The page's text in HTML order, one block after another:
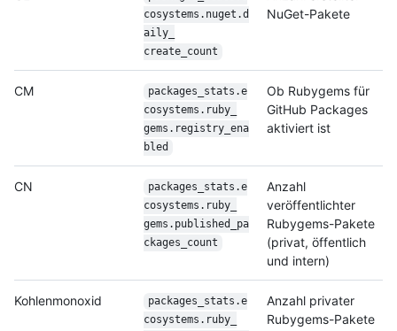
cosystems.nuget.d
aily_
create_count
NuGet-Pakete
CM
packages_stats.e
cosystems.ruby_
gems.registry_ena
bled
Ob Rubygems für
GitHub Packages
aktiviert ist
CN
packages_stats.e
cosystems.ruby_
gems.published_pa
ckages_ count
Anzahl
veröffentlichter
Rubygems-Pakete
(privat, öffentlich
und intern)
Kohlenmonoxid
packages_stats.e
cosystems.ruby_
Anzahl privater
Rubygems-Pakete